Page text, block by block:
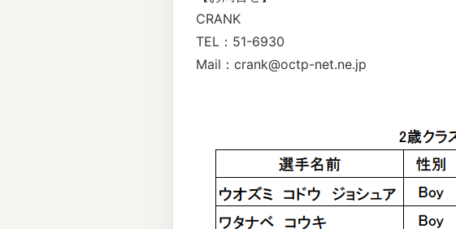
CRANK
TEL：51-6930
Mail：crank@octp-net.ne.jp